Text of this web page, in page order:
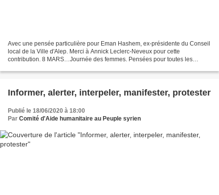
Avec une pensée particulière pour Eman Hashem, ex-présidente du Conseil
local de la Ville d'Alep. Merci à Annick Leclerc-Neveux pour cette
contribution. 8 MARS…Journée des femmes. Pensées pour toutes les
Informer, alerter, interpeler, manifester, protester
Publié le 18/06/2020 à 18:00
Par Comité d'Aide humanitaire au Peuple syrien